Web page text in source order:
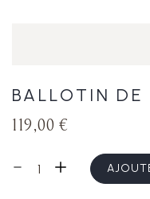
BALLOTIN DE
119,00 €